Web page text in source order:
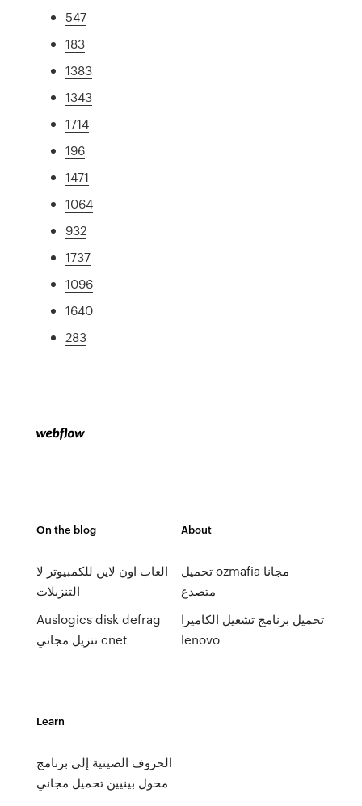
547
183
1383
1343
1714
196
1471
1064
932
1737
1096
1640
283
On the blog
العاب اون لاين للكمبيوتر لا
التنزيلات
Auslogics disk defrag
تنزيل مجاني cnet
About
تحميل ozmafia مجانا
متصدع
تحميل برنامج تشغيل الكاميرا
lenovo
Learn
الحروف الصينية إلى برنامج
محول بينيين تحميل مجاني